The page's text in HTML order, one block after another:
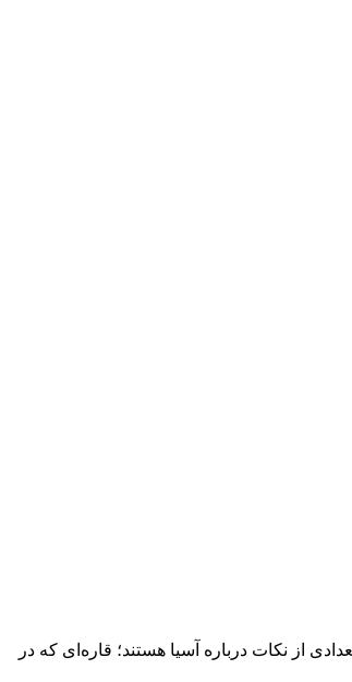
از نکات درباره آسیا هستند؛ قاره‌ای که در